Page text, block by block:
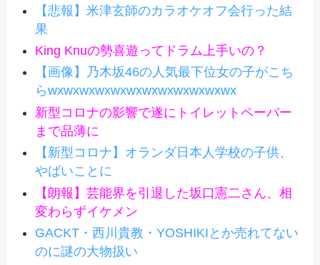
【悲報】米津玄師のカラオケオフ会行った結
果
King Knuの勢喜遊ってドラム上手いの？
【画像】乃木坂46の人気最下位女の子がこち
らwxwxwxwxwxwxwxwxwxwxwxwx
新型コロナの影響で遂にトイレットペーパー
まで品薄に
【新型コロナ】オランダ日本人学校の子供、
やばいことに
【朗報】芸能界を引退した坂口憲二さん、相
変わらずイケメン
GACKT・西川貴教・YOSHIKIとか売れてない
のに謎の大物扱い